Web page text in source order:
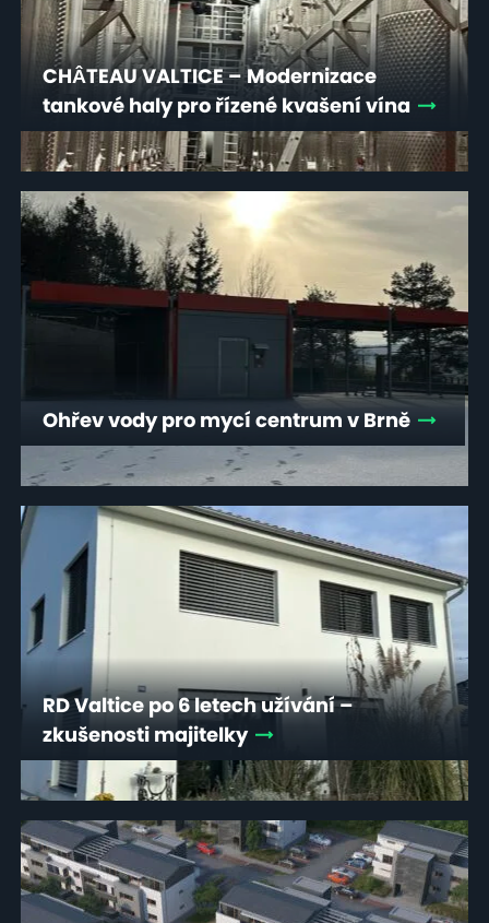
CHÂTEAU VALTICE – Modernizace
tankové haly pro řízené kvašení vína
Ohřev vody pro mycí centrum v Brně
RD Valtice po 6 letech užívání –
zkušenosti majitelky